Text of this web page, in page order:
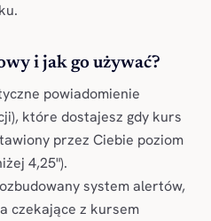
i jak go używać?
powiadomienie
które dostajesz gdy kurs
przez Ciebie poziom
4,25").
system alertów,
czekające z kursem